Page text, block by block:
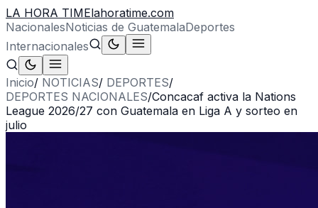
LA HORA TIMElahoratime.com
NacionalesNoticias de GuatemalaDeportes
Internacionales
Inicio/ NOTICIAS/ DEPORTES/
DEPORTES NACIONALES/Concacaf activa la Nations
League 2026/27 con Guatemala en Liga A y sorteo en
julio